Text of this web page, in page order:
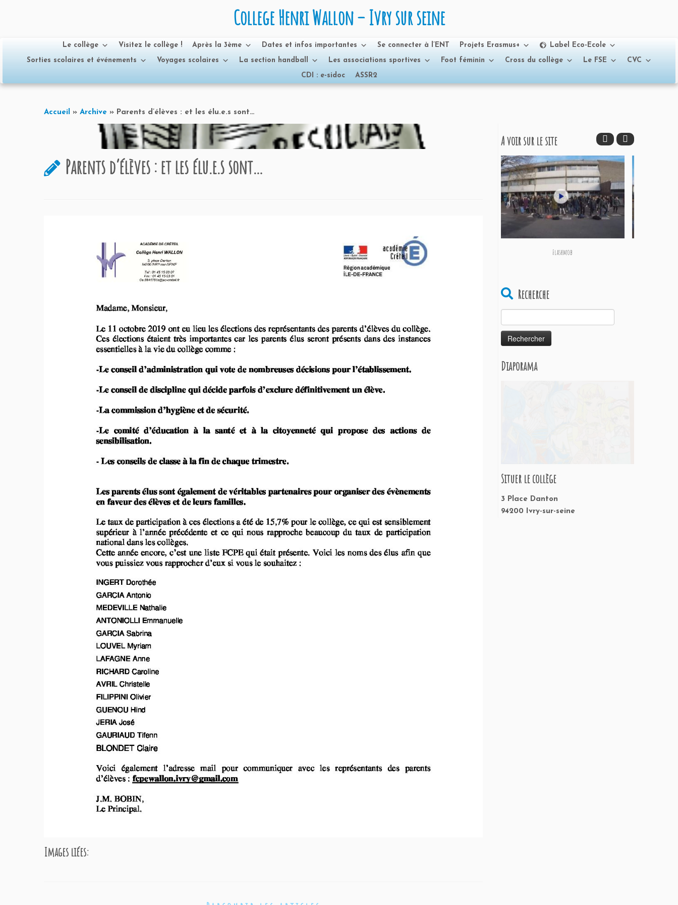
College Henri Wallon – Ivry sur seine
Le collège Visitez le collège ! Après la 3ème Dates et infos importantes Se connecter à l’ENT Projets Erasmus+
Label Eco-Ecole
Sorties scolaires et événements
Voyages scolaires La section handball Les associations sportives Foot féminin Cross du collège Le FSE
CVC
CDI : e-sidoc
ASSR2
Accueil » Archive » Parents d’élèves : et les élu.e.s sont…
Parents d’élèves : et les élu.e.s sont…
Images liées:
A voir sur le site
Flashmob
Recherche
Diaporama
Situer le collège
3 Place Danton
94200 Ivry-sur-seine